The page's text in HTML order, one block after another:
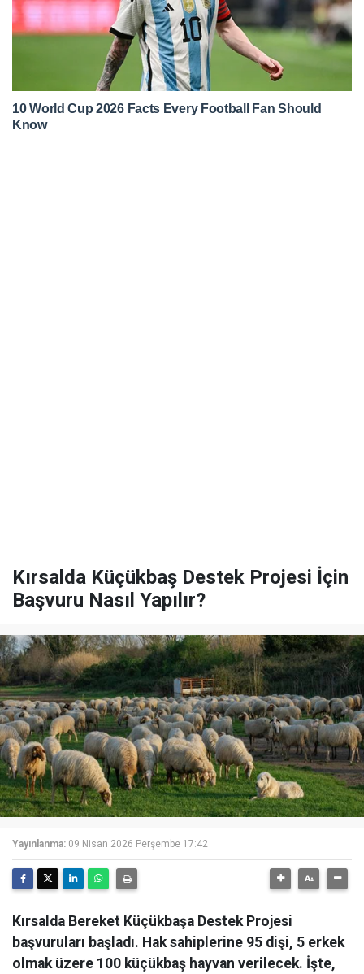
Kırsalda Küçükbaş Destek Projesi İçin
Başvuru Nasıl Yapılır?
Yayınlanma: 09 Nisan 2026 Perşembe 17:42
Kırsalda Bereket Küçükbaşa Destek Projesi
başvuruları başladı. Hak sahiplerine 95 dişi, 5 erkek
olmak üzere 100 küçükbaş hayvan verilecek. İşte,